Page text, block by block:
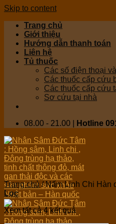
Skip to content
Trang chủ
Giới thiệu
Hướng dẫn thanh toán
Liên hệ
Tủ thuốc
Các số điện thoại
Các thuốc cấp cứu
Các thuốc cấp cứu
Sơ cứu tại nhà
08.00 - 21.00 | Hotline
Trang chủ /Nấm Linh Chi Hàn
Lọc
Xem tất cả 4 kết quả